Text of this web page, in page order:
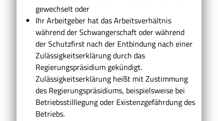
gewechselt oder
Ihr Arbeitgeber hat das Arbeitsverhältnis
während der Schwangerschaft oder während
der Schutzfirst nach der Entbindung nach einer
Zulässigkeitserklärung durch das
Regierungspräsidium gekündigt.
Zulässigkeitserklärung heißt mit Zustimmung
des Regierungspräsidiums, beispielsweise bei
Betriebsstilllegung oder Existenzgefährdung des
Betriebs.